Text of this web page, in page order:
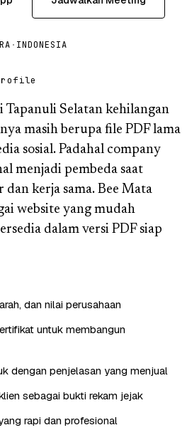
· INDONESIA
Tapanuli Selatan kehilangan
masih berupa file PDF lama
sosial. Padahal company
menjadi pembeda saat
kerja sama. Bee Mata
website yang mudah
dalam versi PDF siap
dan nilai perusahaan
untuk membangun
dengan penjelasan yang menjual
sebagai bukti rekam jejak
rapi dan profesional